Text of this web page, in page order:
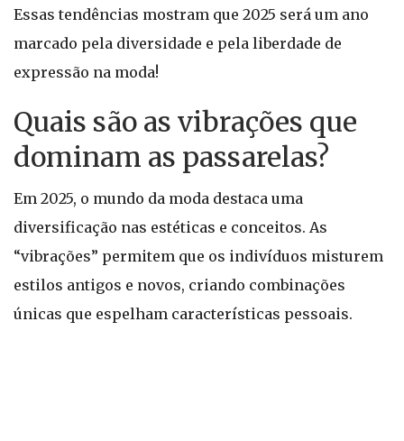
Essas tendências mostram que 2025 será um ano
marcado pela diversidade e pela liberdade de
expressão na moda!
Quais são as vibrações que
dominam as passarelas?
Em 2025, o mundo da moda destaca uma
diversificação nas estéticas e conceitos. As
“vibrações” permitem que os indivíduos misturem
estilos antigos e novos, criando combinações
únicas que espelham características pessoais.